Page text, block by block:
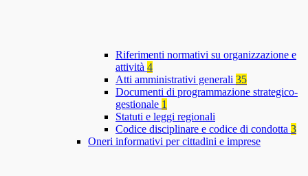
Riferimenti normativi su organizzazione e
attività 4
Atti amministrativi generali 35
Documenti di programmazione strategico-
gestionale 1
Statuti e leggi regionali
Codice disciplinare e codice di condotta 3
Oneri informativi per cittadini e imprese